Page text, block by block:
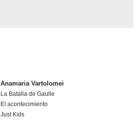
Anamaria Vartolomei
La Batalla de Gaulle
El acontecimiento
Just Kids